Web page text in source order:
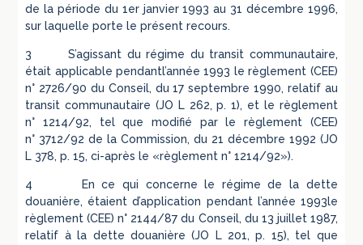
de la période du 1er janvier 1993 au 31 décembre 1996,
sur laquelle porte le présent recours.
3 S’agissant du régime du transit communautaire,
était applicable pendantl’année 1993 le règlement (CEE)
n° 2726/90 du Conseil, du 17 septembre 1990, relatif au
transit communautaire (JO L 262, p. 1), et le règlement
n° 1214/92, tel que modifié par le règlement (CEE)
n° 3712/92 de la Commission, du 21 décembre 1992 (JO
L 378, p. 15, ci-après le «règlement n° 1214/92»).
4 En ce qui concerne le régime de la dette
douanière, étaient d’application pendant l’année 1993le
règlement (CEE) n° 2144/87 du Conseil, du 13 juillet 1987,
relatif à la dette douanière (JO L 201, p. 15), tel que